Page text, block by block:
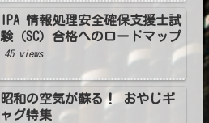
IPA 情報処理安全確保支援士試
験（SC）合格へのロードマップ
45 views
昭和の空気が蘇る！ おやじギ
ャグ特集